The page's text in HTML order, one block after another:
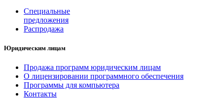
Специальные
предложения
Распродажа
Юридическим лицам
Продажа программ юридическим лицам
О лицензировании программного обеспечения
Программы для компьютера
Контакты